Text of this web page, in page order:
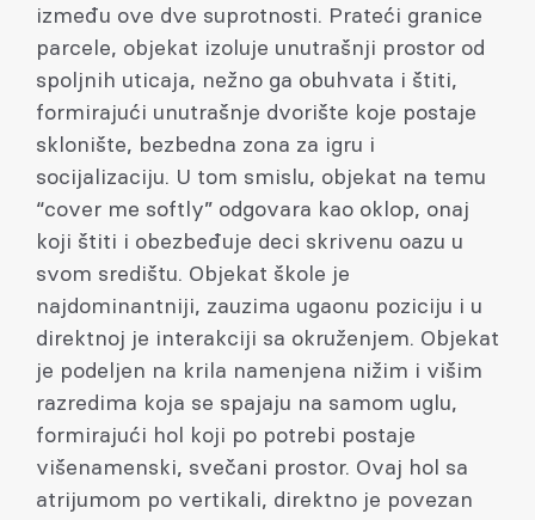
između ove dve suprotnosti. Prateći granice
parcele, objekat izoluje unutrašnji prostor od
spoljnih uticaja, nežno ga obuhvata i štiti,
formirajući unutrašnje dvorište koje postaje
sklonište, bezbedna zona za igru i
socijalizaciju. U tom smislu, objekat na temu
“cover me softly” odgovara kao oklop, onaj
koji štiti i obezbeđuje deci skrivenu oazu u
svom središtu. Objekat škole je
najdominantniji, zauzima ugaonu poziciju i u
direktnoj je interakciji sa okruženjem. Objekat
je podeljen na krila namenjena nižim i višim
razredima koja se spajaju na samom uglu,
formirajući hol koji po potrebi postaje
višenamenski, svečani prostor. Ovaj hol sa
atrijumom po vertikali, direktno je povezan